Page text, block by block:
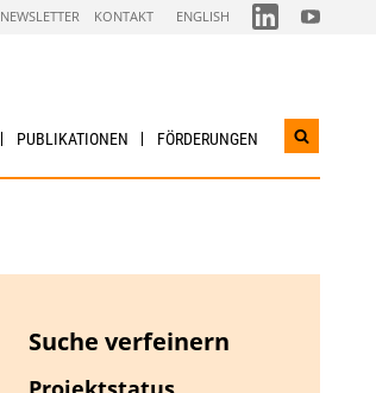
NEWSLETTER KONTAKT ENGLISH FOLGEN
SIE
FOLGEN
SIE
PUBLIKATIONEN FÖRDERUNGEN
Suche verfeinern